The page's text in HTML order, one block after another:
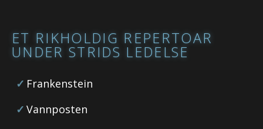
ET RIKHOLDIG REPERTOAR
UNDER STRIDS LEDELSE
Frankenstein
Vannposten